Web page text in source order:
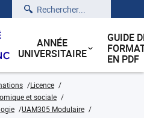
Rechercher
ANNÉE
UNIVERSITAIRE
GUIDE
EN PDF
Licence
et sociale
UAM305 Modulaire